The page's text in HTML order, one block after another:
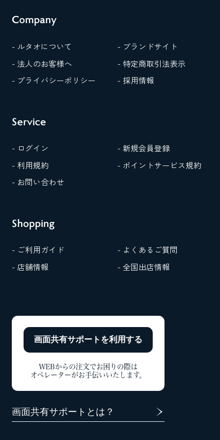
Company
- ルタオについて
- ブランドサイト
- 法人のお客様へ
- 特定商取引法表示
- プライバシーポリシー
- 採用情報
Service
- ログイン
- 新規会員登録
- 利用規約
- ポイントサービス規約
- お問い合わせ
Shopping
- ご利用ガイド
- よくあるご質問
- 店舗情報
- 全国出店情報
画面共有サポートを利用する
WEBからの注文でお困りの際は
オペレーターがお手伝いいたします。
画面共有サポートとは？